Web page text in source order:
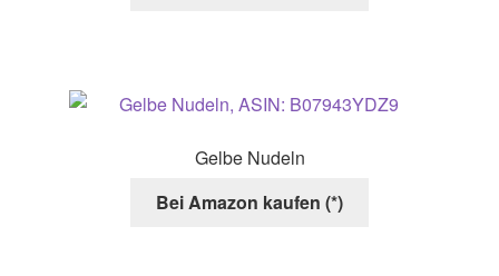
Gelbe Nudeln
Bei Amazon kaufen (*)